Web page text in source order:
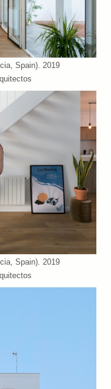
Spain). 2019
Spain). 2019